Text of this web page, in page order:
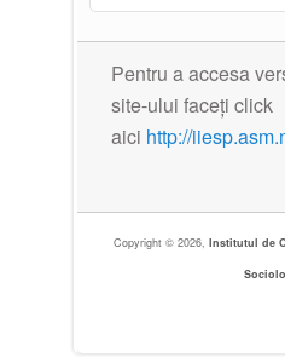
Pentru a accesa
site-ului faceți click
aici http://
Copyright © 2026,Institutul de